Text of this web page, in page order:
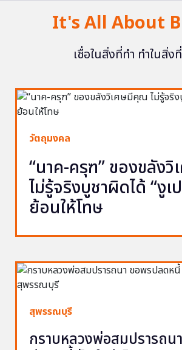
It's All About
เชื่อในสิ่งที่ทำ ทำในสิ่ง
วัตถุมงคล
“นาค-ครุฑ” ของขลัง
ไม่รู้จริงบูชาผิดได้ “งูเ
ย้อนให้โทษ
สุพรรณบุรี
กราบหลวงพ่อสมปรารถน